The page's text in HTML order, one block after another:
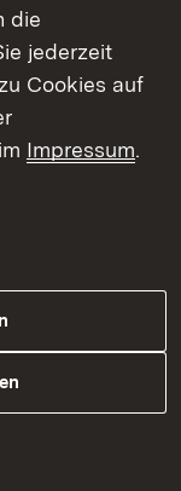
die
jederzeit
Cookies auf
Impressum.